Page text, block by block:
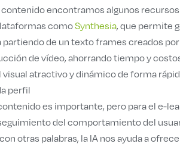
encontramos algunos
comoSynthesia, que permite
partiendo de un texto frames creados
de vídeo, ahorrando tiempo y
atractivo y dinámico de forma
perfil
es importante, pero para el e-
del comportamiento del
otras palabras, la IA nos ayuda a